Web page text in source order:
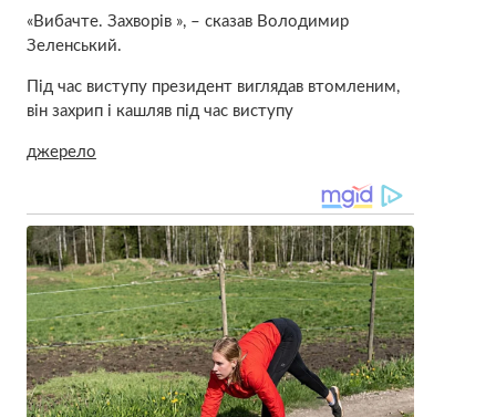
«Вибачте. Захворів », – сказав Володимир
Зеленський.
Під час виступу президент виглядав втомленим,
він захрип і кашляв під час виступу
джерело